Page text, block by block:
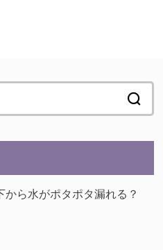
から水がポタポタ漏れる？